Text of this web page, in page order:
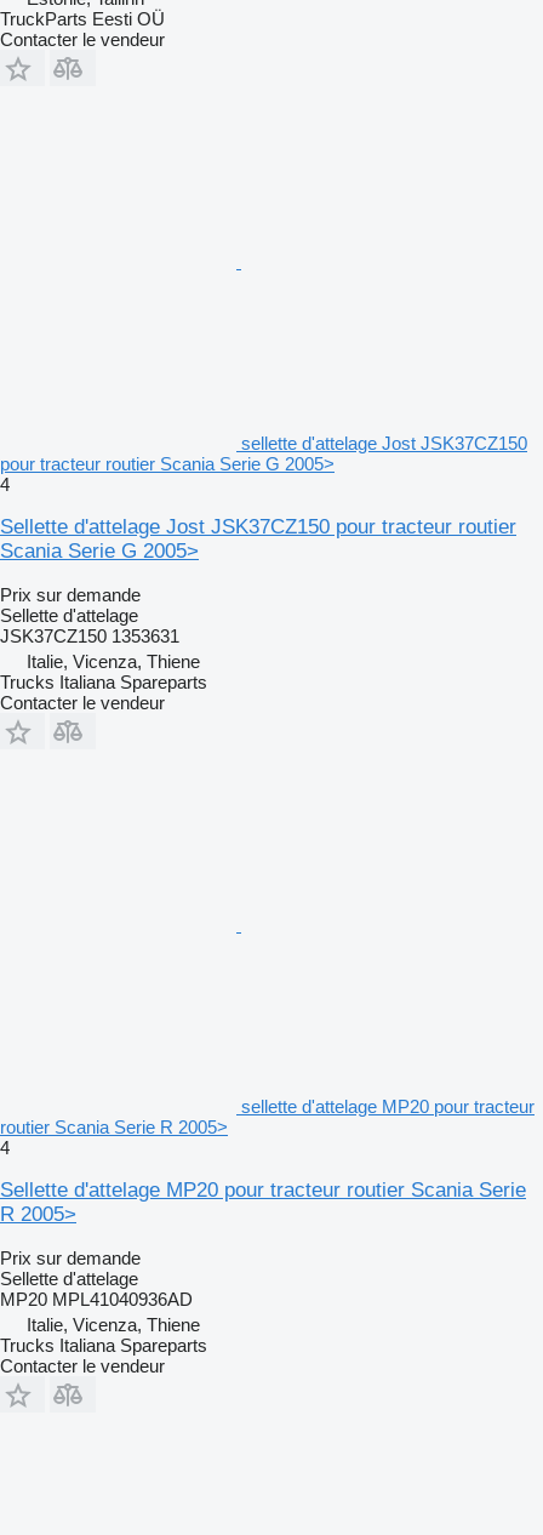
TruckParts Eesti OÜ
Contacter le vendeur
sellette d'attelage Jost JSK37CZ150
pour tracteur routier Scania Serie G 2005>
4
Sellette d'attelage Jost JSK37CZ150 pour tracteur routier
Scania Serie G 2005>
Prix sur demande
Sellette d'attelage
JSK37CZ150 1353631
Italie, Vicenza, Thiene
Trucks Italiana Spareparts
Contacter le vendeur
sellette d'attelage MP20 pour tracteur
routier Scania Serie R 2005>
4
Sellette d'attelage MP20 pour tracteur routier Scania Serie
R 2005>
Prix sur demande
Sellette d'attelage
MP20 MPL41040936AD
Italie, Vicenza, Thiene
Trucks Italiana Spareparts
Contacter le vendeur